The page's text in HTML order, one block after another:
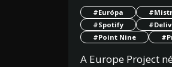
#Európa
#Spotify
#Point Nine
A Europe Project